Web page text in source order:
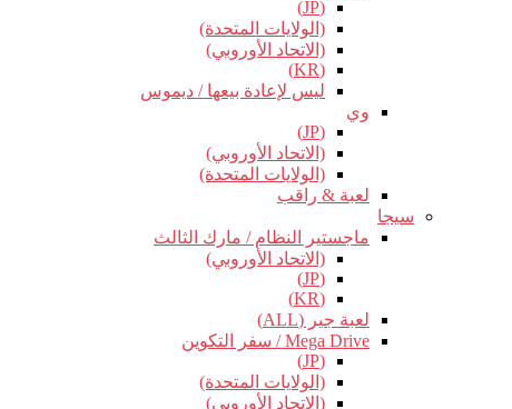
(JP)
(الولايات المتحدة)
(الاتحاد الأوروبي)
(KR)
ليس لإعادة بيعها / ديموس
وي
(JP)
(الاتحاد الأوروبي)
(الولايات المتحدة)
لعبة & راقب
سيجا
ماجستير النظام / مارك الثالث
(الاتحاد الأوروبي)
(JP)
(KR)
لعبة جير (ALL)
Mega Drive / سفر التكوين
(JP)
(الولايات المتحدة)
(الاتحاد الأوروبي)